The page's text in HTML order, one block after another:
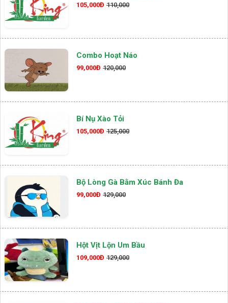
105,000Đ 110,000
Combo Hoạt Náo
99,000Đ 120,000
Bí Nụ Xào Tỏi
105,000Đ 125,000
Bộ Lòng Gà Bằm Xúc Bánh Đa
99,000Đ 129,000
Hột Vịt Lộn Um Bầu
109,000Đ 129,000